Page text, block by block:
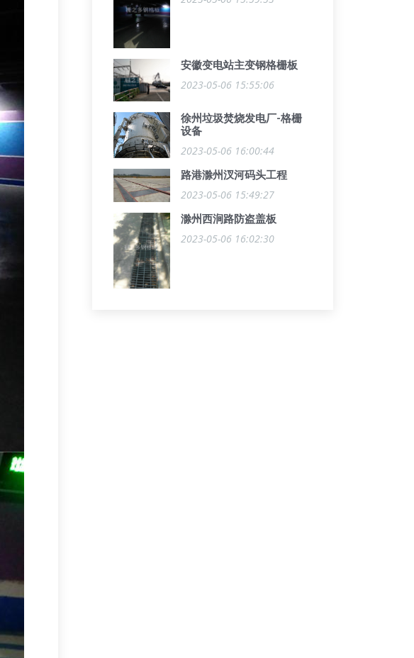
安徽变电站主变钢格栅板
2023-05-06 15:55:06
徐州垃圾焚烧发电厂-格栅
设备
2023-05-06 16:00:44
路港滁州汊河码头工程
2023-05-06 15:49:27
滁州西涧路防盗盖板
2023-05-06 16:02:30